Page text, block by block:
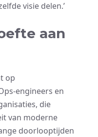
visie delen.’
aan
op
engineers en
die
van moderne
doorlooptijden